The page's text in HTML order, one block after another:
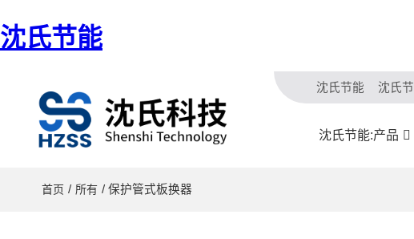
沈氏节能
沈氏节能 沈氏
沈氏节能:产品
首页 / 所有 / 保护管式板换器